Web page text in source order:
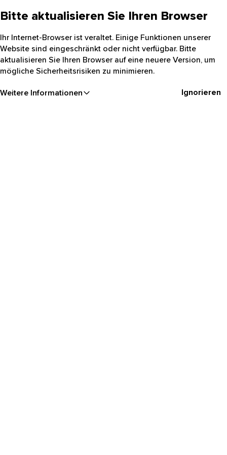
Bitte aktualisieren Sie Ihren Browser
Ihr Internet-Browser ist veraltet. Einige Funktionen unserer
Website sind eingeschränkt oder nicht verfügbar. Bitte
aktualisieren Sie Ihren Browser auf eine neuere Version, um
mögliche Sicherheitsrisiken zu minimieren.
Weitere Informationen Ignorieren